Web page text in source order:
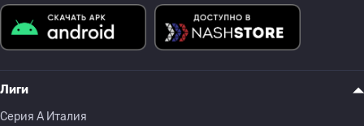
Лиги
Серия A Италия